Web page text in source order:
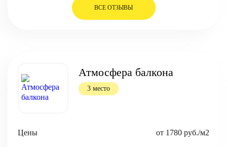
ВСЕ ОТЗЫВЫ
Атмосфера балкона
3 место
Цены от 1780 руб./м2